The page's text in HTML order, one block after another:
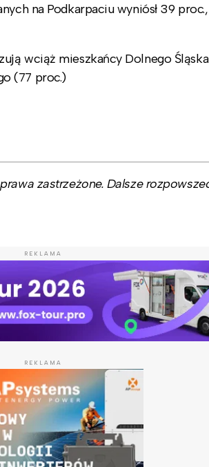
na Podkarpaciu wyniósł 39
wciąż mieszkańcy Dolnego
(77 proc.)
zastrzeżone. Dalsze
REKLAMA
REKLAMA